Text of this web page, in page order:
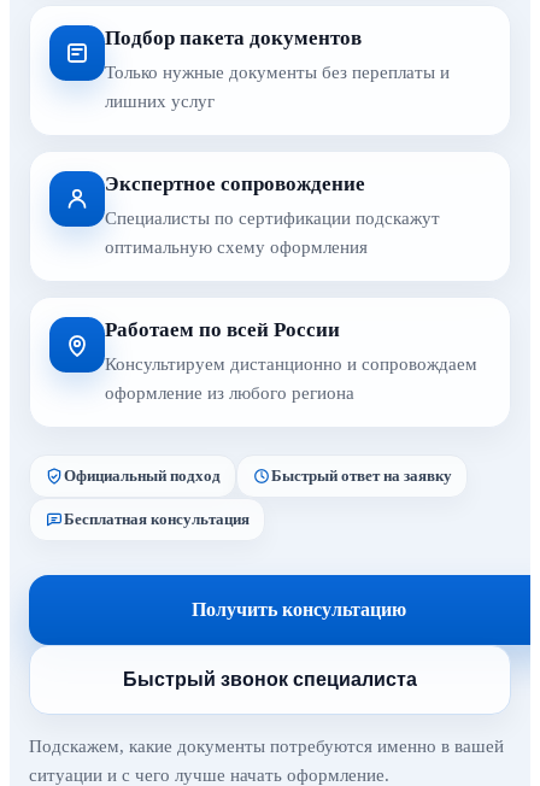
Подбор пакета документов
Только нужные документы без переплаты и
лишних услуг
Экспертное сопровождение
Специалисты по сертификации подскажут
оптимальную схему оформления
Работаем по всей России
Консультируем дистанционно и сопровождаем
оформление из любого региона
Официальный подход Быстрый ответ на заявку
Бесплатная консультация
Получить консультацию
Быстрый звонок специалиста
Подскажем, какие документы потребуются именно в вашей
ситуации и с чего лучше начать оформление.